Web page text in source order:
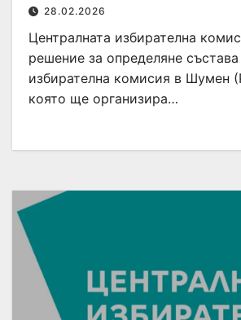
28.02.2026
Централната избирателна
решение за определяне
избирателна комисия в Шумен
която ще организира…